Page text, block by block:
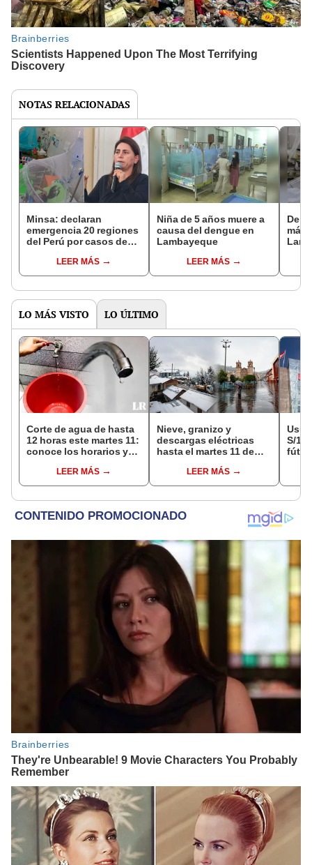
NOTAS RELACIONADAS
Minsa: declaran
emergencia 20 regiones
del Perú por casos de
LEER MÁS
Niña de 5 años muere a
causa del dengue en
Lambayeque
LEER MÁS
más
LO MÁS VISTO LO ÚLTIMO
Corte de agua de hasta
12 horas este martes 11:
conoce los horarios y
Miraflores, SJL, Los
Olivos y más
LEER MÁS
Nieve, granizo y
descargas eléctricas
hasta el martes 11 de
advierte mal tiempo en
la sierra e Indeci insta a
LEER MÁS
S/